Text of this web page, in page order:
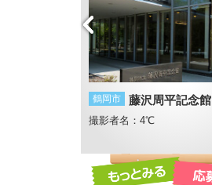
鶴岡市 藤沢周平記念館
撮影者名：4℃